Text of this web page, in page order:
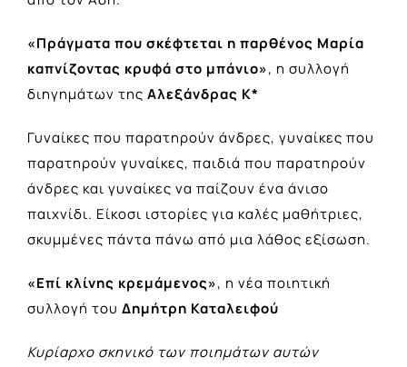
«Πράγματα που σκέφτεται η παρθένος Μαρία
καπνίζοντας κρυφά στο μπάνιο», η συλλογή
διηγημάτων της Αλεξάνδρας Κ*
Γυναίκες που παρατηρούν άνδρες, γυναίκες που
παρατηρούν γυναίκες, παιδιά που παρατηρούν
άνδρες και γυναίκες να παίζουν ένα άνισο
παιχνίδι. Είκοσι ιστορίες για καλές µαθήτριες,
σκυμμένες πάντα πάνω από µια λάθος εξίσωση.
«Επί κλίνης κρεμάμενος», η νέα ποιητική
συλλογή του Δημήτρη Καταλειφού
Κυρίαρχο σκηνικό των ποιηµάτων αυτών